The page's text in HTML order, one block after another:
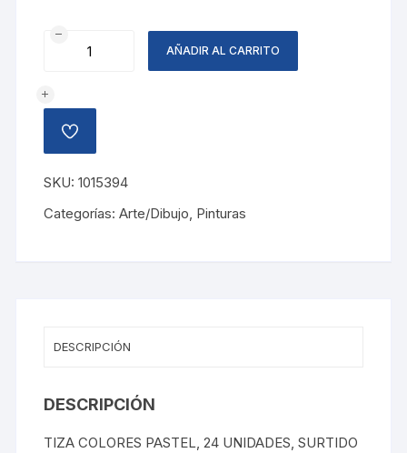
TIZA
COLORES
24
UNIDADES
cantidad
AÑADIR AL CARRITO
AÑADIR
A
LISTA
DE
DESEOS
SKU:1015394
Categorías:Arte/Dibujo, Pinturas
DESCRIPCIÓN
DESCRIPCIÓN
TIZA COLORES PASTEL, 24 UNIDADES, SURTIDO